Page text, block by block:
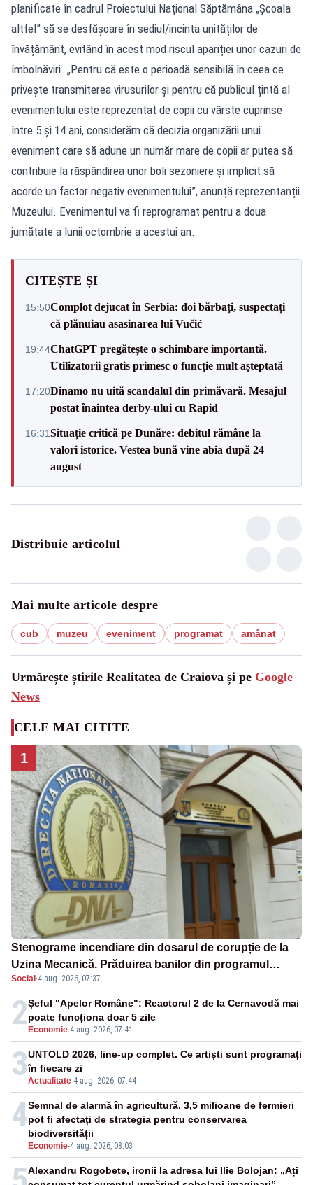
planificate în cadrul Proiectului Național Săptămâna „Școala
altfel” să se desfășoare în sediul/incinta unităților de
învățământ, evitând în acest mod riscul apariției unor cazuri de
îmbolnăviri. „Pentru că este o perioadă sensibilă în ceea ce
privește transmiterea virusurilor și pentru că publicul țintă al
evenimentului este reprezentat de copii cu vârste cuprinse
între 5 și 14 ani, considerăm că decizia organizării unui
eveniment care să adune un număr mare de copii ar putea să
contribuie la răspândirea unor boli sezoniere și implicit să
acorde un factor negativ evenimentului”, anunță reprezentanții
Muzeului. Evenimentul va fi reprogramat pentru a doua
jumătate a lunii octombrie a acestui an.
CITEȘTE ȘI
15:50Complot dejucat în Serbia: doi bărbați, suspectați
că plănuiau asasinarea lui Vučić
19:44ChatGPT pregătește o schimbare importantă.
Utilizatorii gratis primesc o funcție mult așteptată
17:20Dinamo nu uită scandalul din primăvară. Mesajul
postat înaintea derby-ului cu Rapid
16:31Situație critică pe Dunăre: debitul rămâne la
valori istorice. Vestea bună vine abia după 24
august
Distribuie articolul
Mai multe articole despre
cub muzeu eveniment programat amânat
Urmărește știrile Realitatea de Craiova și pe Google
News
CELE MAI CITITE
1
Stenograme incendiare din dosarul de corupție de la
Uzina Mecanică. Prăduirea banilor din programul
SAFE, interceptată de DNA
Social ·4 aug. 2026, 07:37
2 Economie-4 aug. 2026, 07:41
Șeful "Apelor Române": Reactorul 2 de la Cernavodă mai
poate funcționa doar 5 zile
3Actualitate-4 aug. 2026, 07:44
UNTOLD 2026, line-up complet. Ce artiști sunt programați
în fiecare zi
4
Economie-4 aug. 2026, 08:03
Semnal de alarmă în agricultură. 3,5 milioane de fermieri
pot fi afectați de strategia pentru conservarea
biodiversității
Alexandru Rogobete, ironii la adresa lui Ilie Bolojan: „Ați